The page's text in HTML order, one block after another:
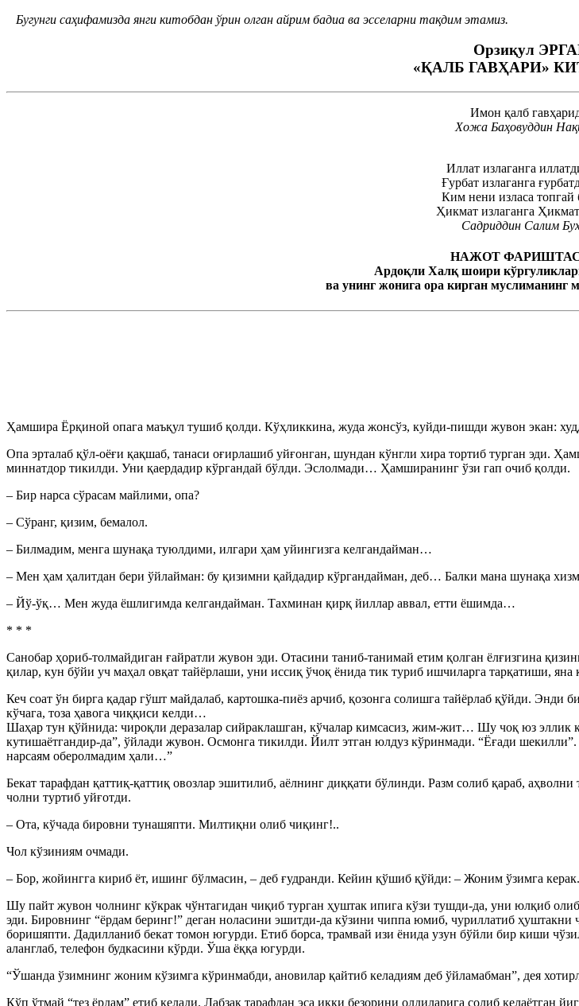
Бугунги саҳифамизда янги китобдан ўрин олган айрим бадиа ва эсселарни тақдим этамиз.
Орзиқул
«ҚАЛБ ГАВҲАРИ»
Имон қалб
Хожа Баҳовуддин
Иллат излаганга
Ғурбат излаганга
Ким нени изласа топгай
Ҳикмат излаганга
Садриддин Салим
НАЖОТ
Ардоқли Халқ шоири
ва унинг жонига ора кирган муслиманинг
Ҳамшира Ёрқиной опага маъқул тушиб қолди. Кўҳликкина, жуда жонсўз, куйди-пишди жувон экан:
Опа эрталаб қўл-оёғи қақшаб, танаси оғирлашиб уйғонган, шундан кўнгли хира тортиб турган эди.
миннатдор тикилди. Уни қаердадир кўргандай бўлди. Эслолмади… Ҳамширанинг ўзи гап очиб қолди.
– Бир нарса сўрасам майлими, опа?
– Сўранг, қизим, бемалол.
– Билмадим, менга шунақа туюлдими, илгари ҳам уйингизга келгандайман…
– Мен ҳам ҳалитдан бери ўйлайман: бу қизимни қайдадир кўргандайман, деб… Балки мана шунақа
– Йў-ўқ… Мен жуда ёшлигимда келгандайман. Тахминан қирқ йиллар аввал, етти ёшимда…
* * *
Санобар ҳориб-толмайдиган ғайратли жувон эди. Отасини таниб-танимай етим қолган ёлғизгина
қилар, кун бўйи уч маҳал овқат тайёрлаши, уни иссиқ ўчоқ ёнида тик туриб ишчиларга тарқатиши,
Кеч соат ўн бирга қадар гўшт майдалаб, картошка-пиёз арчиб, қозонга солишга тайёрлаб қўйди.
кўчага, тоза ҳавога чиққиси келди…
Шаҳар тун қўйнида: чироқли деразалар сийраклашган, кўчалар кимсасиз, жим-жит… Шу чоқ юз эллик
кутишаётгандир-да”, ўйлади жувон. Осмонга тикилди. Йилт этган юлдуз кўринмади. “Ёғади
нарсаям оберолмадим ҳали…”
Бекат тарафдан қаттиқ-қаттиқ овозлар эшитилиб, аёлнинг диққати бўлинди. Разм солиб қараб,
чолни туртиб уйғотди.
– Ота, кўчада бировни тунашяпти. Милтиқни олиб чиқинг!..
Чол кўзиниям очмади.
– Бор, жойингга кириб ёт, ишинг бўлмасин, – деб ғудранди. Кейин қўшиб қўйди: – Жоним ўзимга керак.
Шу пайт жувон чолнинг кўкрак чўнтагидан чиқиб турган ҳуштак ипига кўзи тушди-да, уни юлқиб
эди. Бировнинг “ёрдам беринг!” деган ноласини эшитди-да кўзини чиппа юмиб, чуриллатиб ҳуштакни
боришяпти. Дадилланиб бекат томон югурди. Етиб борса, трамвай изи ёнида узун бўйли бир киши
аланглаб, телефон будкасини кўрди. Ўша ёққа югурди.
“Ўшанда ўзимнинг жоним кўзимга кўринмабди, ановилар қайтиб келадиям деб ўйламабман”, дея
Кўп ўтмай “тез ёрдам” етиб келади. Лабзак тарафдан эса икки безорини олдиларига солиб келаётган